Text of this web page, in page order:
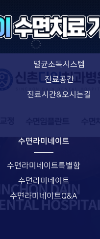
신촌다인치과병원
의료진소개
멸균소독시스템
진료공간
진료시간&오시는길
수면라미네이트
수면라미네이트특별함
수면라미네이트
수면라미네이트Q&A